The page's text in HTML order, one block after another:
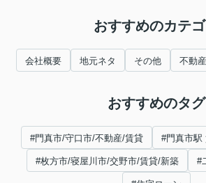
おすすめのカテゴ
会社概要 地元ネタ その他 不動
おすすめのタグ
#門真市/守口市/不動産/賃貸 #門真市駅
#枚方市/寝屋川市/交野市/賃貸/新築 #